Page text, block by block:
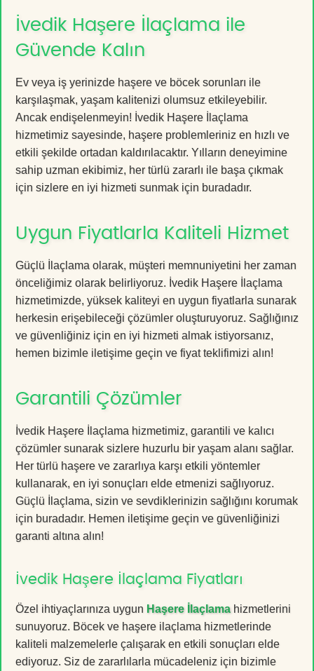
İvedik Haşere İlaçlama ile
Güvende Kalın
Ev veya iş yerinizde haşere ve böcek sorunları ile
karşılaşmak, yaşam kalitenizi olumsuz etkileyebilir.
Ancak endişelenmeyin! İvedik Haşere İlaçlama
hizmetimiz sayesinde, haşere problemleriniz en hızlı ve
etkili şekilde ortadan kaldırılacaktır. Yılların deneyimine
sahip uzman ekibimiz, her türlü zararlı ile başa çıkmak
için sizlere en iyi hizmeti sunmak için buradadır.
Uygun Fiyatlarla Kaliteli Hizmet
Güçlü İlaçlama olarak, müşteri memnuniyetini her zaman
önceliğimiz olarak belirliyoruz. İvedik Haşere İlaçlama
hizmetimizde, yüksek kaliteyi en uygun fiyatlarla sunarak
herkesin erişebileceği çözümler oluşturuyoruz. Sağlığınız
ve güvenliğiniz için en iyi hizmeti almak istiyorsanız,
hemen bizimle iletişime geçin ve fiyat teklifimizi alın!
Garantili Çözümler
İvedik Haşere İlaçlama hizmetimiz, garantili ve kalıcı
çözümler sunarak sizlere huzurlu bir yaşam alanı sağlar.
Her türlü haşere ve zararlıya karşı etkili yöntemler
kullanarak, en iyi sonuçları elde etmenizi sağlıyoruz.
Güçlü İlaçlama, sizin ve sevdiklerinizin sağlığını korumak
için buradadır. Hemen iletişime geçin ve güvenliğinizi
garanti altına alın!
İvedik Haşere İlaçlama Fiyatları
Özel ihtiyaçlarınıza uygun Haşere İlaçlamahizmetlerini
sunuyoruz. Böcek ve haşere ilaçlama hizmetlerinde
kaliteli malzemelerle çalışarak en etkili sonuçları elde
ediyoruz. Siz de zararlılarla mücadeleniz için bizimle